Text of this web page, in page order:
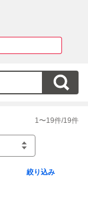
1 〜19件/19件
絞り込み